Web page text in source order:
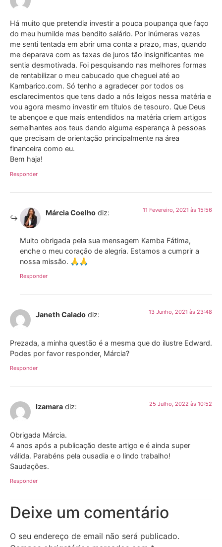
Há muito que pretendia investir a pouca poupança que faço
do meu humilde mas bendito salário. Por inúmeras vezes
me senti tentada em abrir uma conta a prazo, mas, quando
me deparava com as taxas de juros tão insignificantes me
sentia desmotivada. Foi pesquisando nas melhores formas
de rentabilizar o meu cabucado que cheguei até ao
Kambarico.com. Só tenho a agradecer por todos os
esclarecimentos que tens dado a nós leigos nessa matéria e
vou agora mesmo investir em títulos de tesouro. Que Deus
te abençoe e que mais entendidos na matéria criem artigos
semelhantes aos teus dando alguma esperança à pessoas
que precisam de orientação principalmente na área
financeira como eu.
Bem haja!
Responder
Márcia Coelho diz: 11 Fevereiro, 2021 às 15:56
Muito obrigada pela sua mensagem Kamba Fátima,
enche o meu coração de alegria. Estamos a cumprir a
nossa missão. 🙏🙏
Responder
Janeth Calado diz: 13 Junho, 2021 às 23:48
Prezada, a minha questão é a mesma que do ilustre Edward.
Podes por favor responder, Márcia?
Responder
Izamara diz: 25 Julho, 2022 às 10:52
Obrigada Márcia.
4 anos após a publicação deste artigo e é ainda super
válida. Parabéns pela ousadia e o lindo trabalho!
Saudações.
Responder
Deixe um comentário
O seu endereço de email não será publicado.